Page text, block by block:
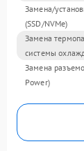
Замена/
(SSD/NVMe)
Замена
системы
Замена
Power)